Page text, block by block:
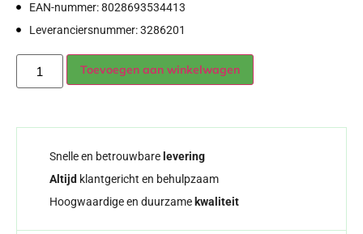
EAN-nummer: 8028693534413
Leveranciersnummer: 3286201
Toevoegen aan winkelwagen
Snelle en betrouwbare levering
Altijd klantgericht en behulpzaam
Hoogwaardige en duurzame kwaliteit